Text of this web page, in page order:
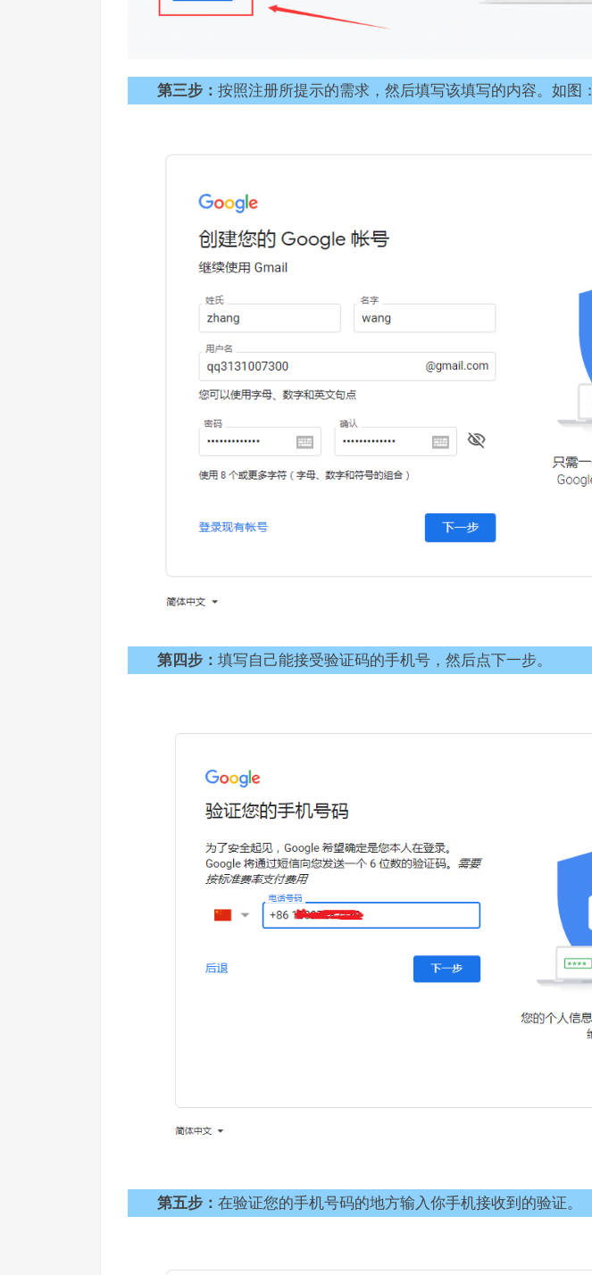
第三步： 按照注册所提示的需求，然后填写该填写的内容。如图：
第四步： 填写自己能接受验证码的手机号，然后点下一步。
第五步： 在验证您的手机号码的地方输入你手机接收到的验证。